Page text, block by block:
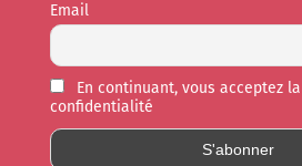
Email
En continuant, vous acceptez
confidentialité